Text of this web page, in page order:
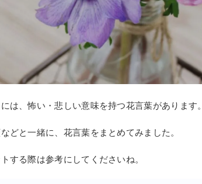
は、怖い・悲しい意味を持つ花言葉があります。
どと一緒に、花言葉をまとめてみました。
する際は参考にしてくださいね。